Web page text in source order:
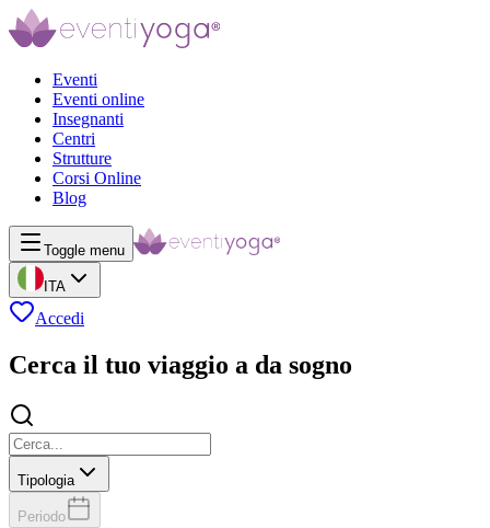
Eventi
Eventi online
Insegnanti
Centri
Strutture
Corsi Online
Blog
Toggle menu
ITA
Accedi
Cerca il tuo viaggio a da sogno
Tipologia
Periodo